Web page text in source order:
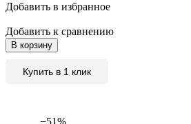
Добавить в избранное
Добавить к сравнению
В корзину
Купить в 1 клик